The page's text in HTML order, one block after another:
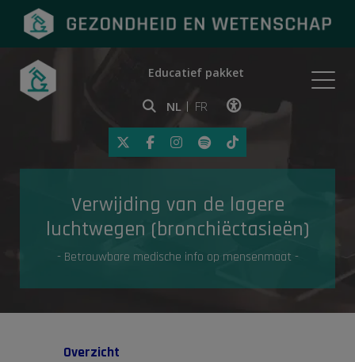
Onderwerpen
Gezondheid in de media
Educatief pakket
NL FR
Klik op deze link om
Verwijding van de lagere
luchtwegen (bronchiëctasieën)
- Betrouwbare medische info op mensenmaat -
Overzicht